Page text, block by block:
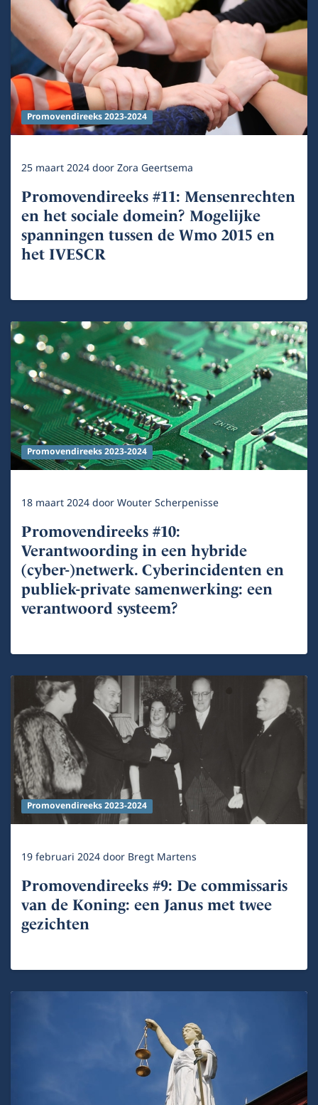
Promovendireeks 2023-2024
25 maart 2024doorZora Geertsema
Promovendireeks #11: Mensenrechten
en het sociale domein? Mogelijke
spanningen tussen de Wmo 2015 en
het IVESCR
Promovendireeks 2023-2024
18 maart 2024doorWouter Scherpenisse
Promovendireeks #10:
Verantwoording in een hybride
(cyber-)netwerk. Cyberincidenten en
publiek-private samenwerking: een
verantwoord systeem?
Promovendireeks 2023-2024
19 februari 2024door Bregt Martens
Promovendireeks #9: De commissaris
van de Koning: een Janus met twee
gezichten